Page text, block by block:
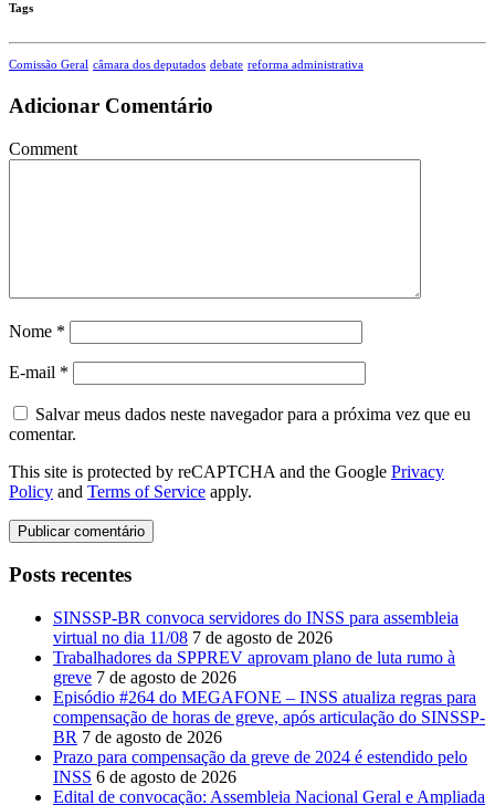
Tags
Comissão Geral câmara dos deputados debate reforma administrativa
Adicionar Comentário
Comment
Nome *
E-mail *
Salvar meus dados neste navegador para a próxima vez que eu
comentar.
This site is protected by reCAPTCHA and the Google Privacy
Policy and Terms of Service apply.
Posts recentes
SINSSP-BR convoca servidores do INSS para assembleia
virtual no dia 11/08 7 de agosto de 2026
Trabalhadores da SPPREV aprovam plano de luta rumo à
greve 7 de agosto de 2026
Episódio #264 do MEGAFONE – INSS atualiza regras para
compensação de horas de greve, após articulação do SINSSP-
BR 7 de agosto de 2026
Prazo para compensação da greve de 2024 é estendido pelo
INSS 6 de agosto de 2026
Edital de convocação: Assembleia Nacional Geral e Ampliada